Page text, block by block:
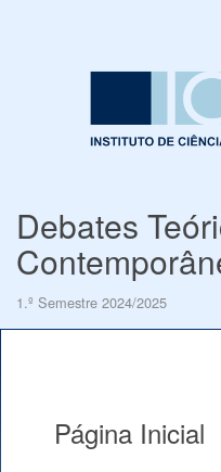
Debates
1.º Semestre 2024/2025
Página Inicial